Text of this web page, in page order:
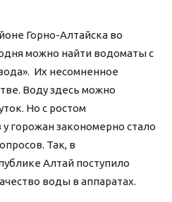
Горно-Алтайска во
можно найти водоматы с
Их несомненное
Воду здесь можно
Но с ростом
горожан закономерно стало
Так, в
Алтай поступило
воды в аппаратах.